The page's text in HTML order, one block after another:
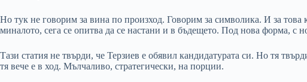
Но тук не говорим за вина по произход. Говорим за символика. И за това
миналото, сега се опитва да се настани и в бъдещето. Под нова форма, с
Тази статия не твърди, че Терзиев е обявил кандидатурата си. Но тя
тя вече е в ход. Мълчаливо, стратегически, на порции.